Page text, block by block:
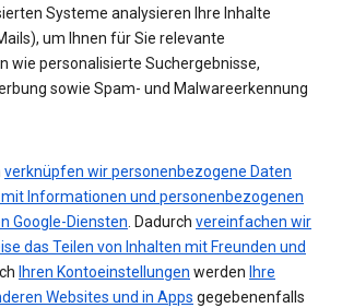
Systeme analysieren Ihre Inhalte
um Ihnen für Sie relevante
wie personalisierte Suchergebnisse,
sowie Spam- und Malwareerkennung
verknüpfen wir personenbezogene Daten
Informationen und personenbezogenen
Google-Diensten. Dadurch vereinfachen wir
das Teilen von Inhalten mit Freunden und
Ihren Kontoeinstellungen werden Ihre
Websites und in Apps gegebenenfalls